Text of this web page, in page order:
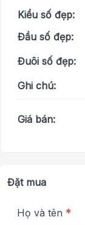
Kiểu số đẹp:
Đầu số đẹp:
Đuôi số đẹp:
Ghi chú:
Giá bán:
Đặt mua
Họ và tên *